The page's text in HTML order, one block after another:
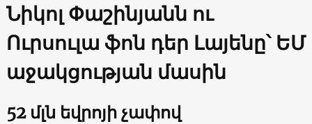
Նիկոլ Փաշինյանն ու
Ուրսուլա ֆոն դեր Լայենը՝ ԵՄ
աջակցության մասին
52 մլն եվրոյի չափով